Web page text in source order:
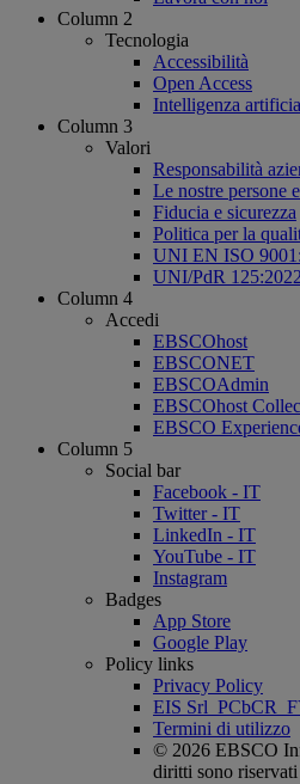
Column 2
Tecnologia
Accessibilità
Open Access
Intelligenza
Column 3
Valori
Responsabilità
Le nostre persone
Fiducia e sicurezza
Politica per la
UNI EN ISO
UNI/PdR
Column 4
Accedi
EBSCOhost
EBSCONET
EBSCOAdmin
EBSCOhost
EBSCO
Column 5
Social bar
Facebook - IT
Twitter - IT
LinkedIn - IT
YouTube - IT
Instagram
Badges
App Store
Google Play
Policy links
Privacy Policy
EIS
Termini di utilizzo
© 2026 EBSCO
diritti sono riservati